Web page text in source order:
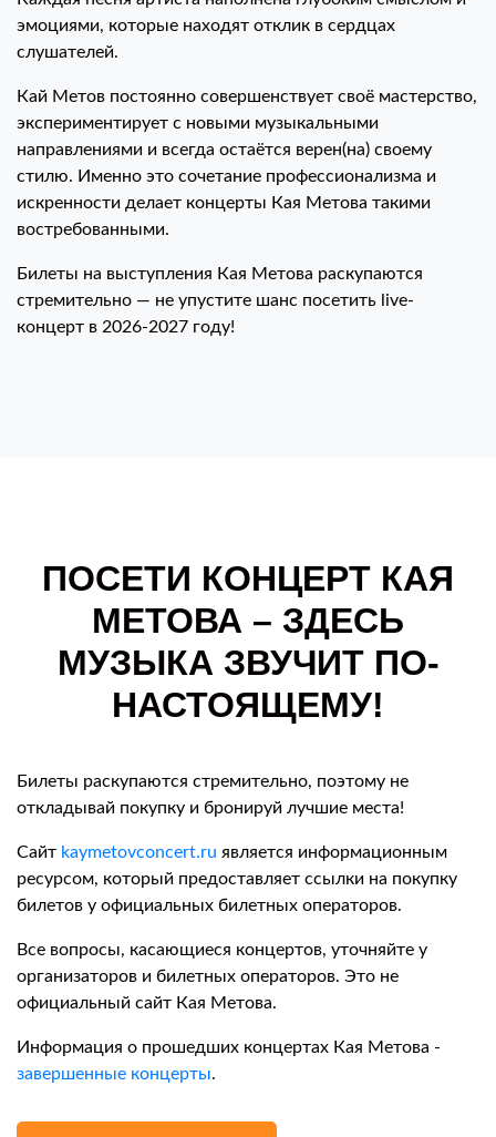
эмоциями, которые находят отклик в сердцах
слушателей.
Кай Метов постоянно совершенствует своё мастерство,
экспериментирует с новыми музыкальными
направлениями и всегда остаётся верен(на) своему
стилю. Именно это сочетание профессионализма и
искренности делает концерты Кая Метова такими
востребованными.
Билеты на выступления Кая Метова раскупаются
стремительно — не упустите шанс посетить live-
концерт в 2026-2027 году!
ПОСЕТИ КОНЦЕРТ КАЯ
МЕТОВА – ЗДЕСЬ
МУЗЫКА ЗВУЧИТ ПО-
НАСТОЯЩЕМУ!
Билеты раскупаются стремительно, поэтому не
откладывай покупку и бронируй лучшие места!
Сайт kaymetovconcert.ru является информационным
ресурсом, который предоставляет ссылки на покупку
билетов у официальных билетных операторов.
Все вопросы, касающиеся концертов, уточняйте у
организаторов и билетных операторов. Это не
официальный сайт Кая Метова.
Информация о прошедших концертах Кая Метова -
завершенные концерты.